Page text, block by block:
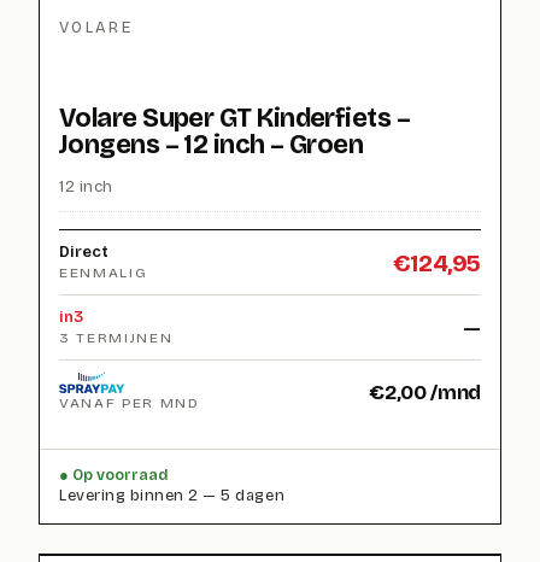
VOLARE
Volare Super GT Kinderfiets –
Jongens – 12 inch – Groen
12 inch
Direct
EENMALIG €124,95
in3
3 TERMIJNEN —
VANAF PER MND €2,00/mnd
Op voorraad
Levering binnen 2 — 5 dagen